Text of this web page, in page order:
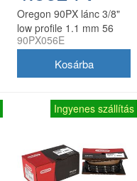
Oregon 90PX lánc 3/8"
low profile 1.1 mm 56
szem
90PX056E
Ingyenes szállítás